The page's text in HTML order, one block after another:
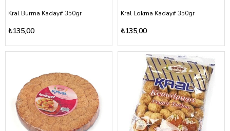
Kral Burma Kadayıf 350gr
₺135,00
Kral Lokma Kadayıf 350gr
₺135,00